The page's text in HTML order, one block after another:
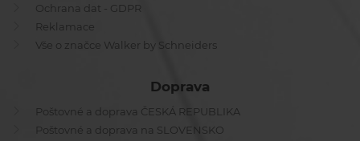
Ochrana dat - GDPR
Reklamace
Vše o značce Walker by Schneiders
Doprava
Poštovné a doprava ČESKÁ REPUBLIKA
Poštovné a doprava na SLOVENSKO